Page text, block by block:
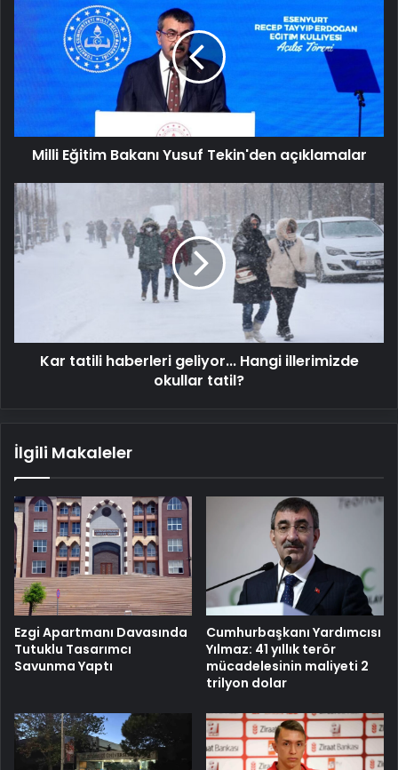
Milli Eğitim Bakanı Yusuf Tekin'den açıklamalar
Kar
tatili
haberleri
geliyor...
Hangi
Kar tatili haberleri geliyor... Hangi illerimizde
okullar tatil?
İlgili Makaleler
Ezgi Apartmanı Davasında
Tutuklu Tasarımcı
Savunma Yaptı
Cumhurbaşkanı Yardımcısı
Yılmaz: 41 yıllık terör
mücadelesinin maliyeti 2
trilyon dolar